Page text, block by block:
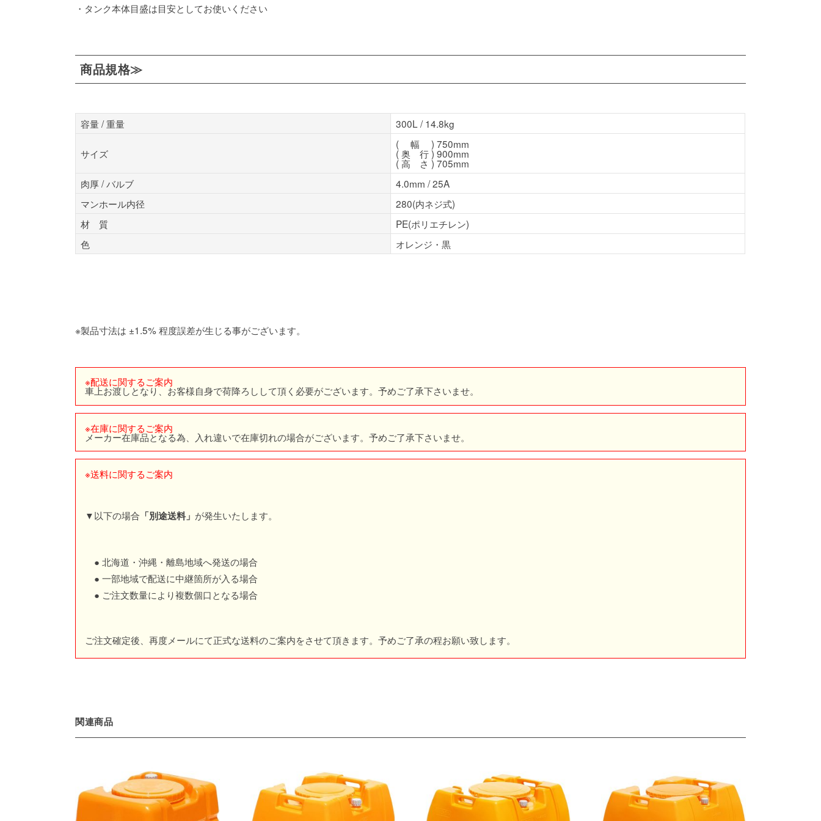
・タンク本体目盛は目安としてお使いください
商品規格≫
容量 / 重量 300L / 14.8kg
サイズ
( 幅 ) 750mm
( 奥 行 ) 900mm
( 高 さ ) 705mm
肉厚 / バルブ
4.0mm / 25A
マンホール内径
280(内ネジ式)
材 質
PE(ポリエチレン)
色
オレンジ・黒
※製品寸法は ±1.5% 程度誤差が生じる事がございます。
※配送に関するご案内
車上お渡しとなり、お客様自身で荷降ろしして頂く必要がございます。予めご了承下さいませ。
※在庫に関するご案内
メーカー在庫品となる為、入れ違いで在庫切れの場合がございます。予めご了承下さいませ。
※送料に関するご案内
▼以下の場合 「別途送料」 が発生いたします。
● 北海道・沖縄・離島地域へ発送の場合
● 一部地域で配送に中継箇所が入る場合
● ご注文数量により複数個口となる場合
ご注文確定後、再度メールにて正式な送料のご案内をさせて頂きます。予めご了承の程お願い致します。
関連商品